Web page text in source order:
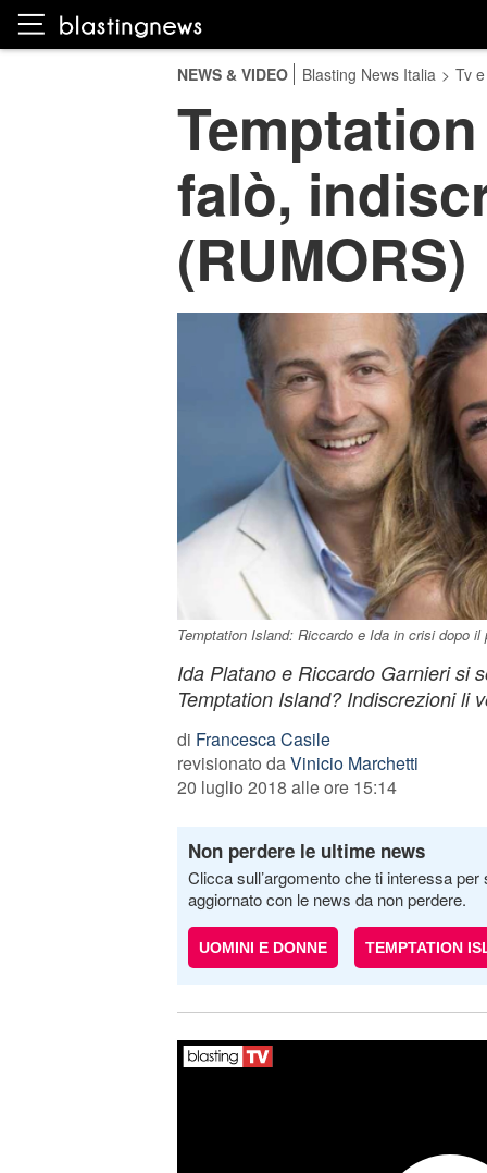
NEWS & VIDEO Blasting News Italia > Tv
falò,
(RUMORS)
Temptation Island: Riccardo e Ida in crisi dopo il
Ida Platano e Riccardo Garnieri si
Temptation Island? Indiscrezioni li
di Francesca Casile
revisionato daVinicio Marchetti
20 luglio 2018 alle ore 15:14
Non perdere le ultime news
Clicca sull’argomento che ti interessa
aggiornato con le news da non perdere.
UOMINI E DONNE TEMPTATION